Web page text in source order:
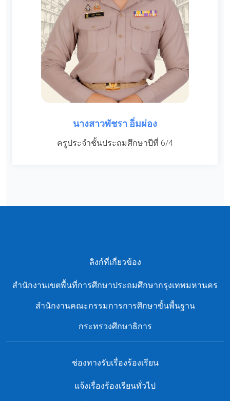
นางสาวพัชรา อิ่มผ่อง
ครูประจำชั้นประถมศึกษาปีที่ 6/4
ลิงก์ที่เกี่ยวข้อง
สํานักงานเขตพื้นที่การศึกษาประถมศึกษากรุงเทพมหานคร
สำนักงานคณะกรรมการการศึกษาขั้นพื้นฐาน
กระทรวงศึกษาธิการ
ช่องทางรับเรื่องร้องเรียน
แจ้งเรื่องร้องเรียนทั่วไป